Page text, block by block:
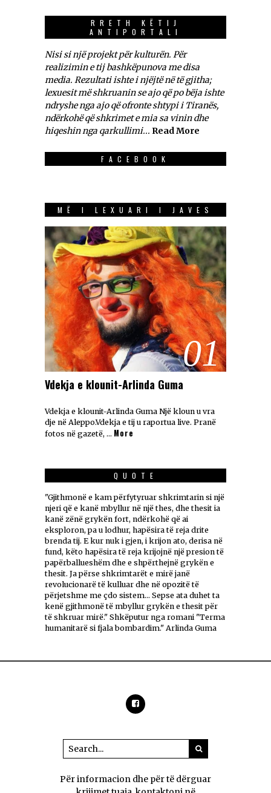
RRETH KËTIJ
ANTIPORTALI
Nisi si një projekt për kulturën. Për
realizimin e tij bashkëpunova me disa
media. Rezultati ishte i njëjtë në të gjitha;
lexuesit më shkruanin se ajo që po bëja ishte
ndryshe nga ajo që ofronte shtypi i Tiranës,
ndërkohë që shkrimet e mia sa vinin dhe
hiqeshin nga qarkullimi... Read More
FACEBOOK
MË I LEXUARI I JAVES
01
Vdekja e klounit-Arlinda Guma
Vdekja e klounit-Arlinda Guma Një kloun u vra
dje në Aleppo.Vdekja e tij u raportua live. Pranë
fotos në gazetë, … More
QUOTE
"Gjithmonë e kam përfytyruar shkrimtarin si një
njeri që e kanë mbyllur në një thes, dhe thesit ia
kanë zënë grykën fort, ndërkohë që ai
eksploron, pa u lodhur, hapësira të reja drite
brenda tij. E kur nuk i gjen, i krijon ato, derisa në
fund, këto hapësira të reja krijojnë një presion të
papërballueshëm dhe e shpërthejnë grykën e
thesit. Ja përse shkrimtarët e mirë janë
revolucionarë të kulluar dhe në opozitë të
përjetshme me çdo sistem... Sepse ata duhet ta
kenë gjithmonë të mbyllur grykën e thesit për
të shkruar mirë." Shkëputur nga romani "Terma
humanitarë si fjala bombardim." Arlinda Guma
Për informacion dhe për të dërguar